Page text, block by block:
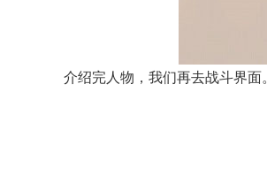
介绍完人物，我们再去战斗界面。